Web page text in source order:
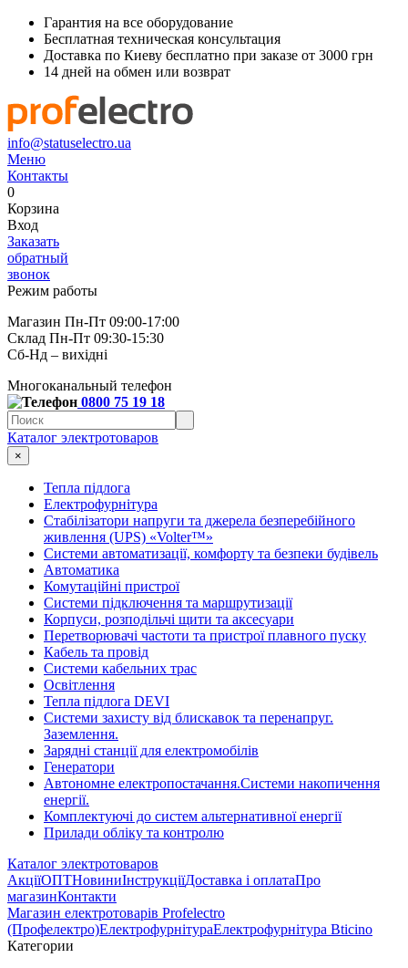
Гарантия на все оборудование
Бесплатная техническая консультация
Доставка по Киеву бесплатно при заказе от 3000 грн
14 дней на обмен или возврат
info@statuselectro.ua
Меню
Контакты
0
Корзина
Вход
Заказать
обратный
звонок
Режим работы
Магазин Пн-Пт 09:00-17:00
Склад Пн-Пт 09:30-15:30
Сб-Нд – вихідні
Многоканальный телефон
0800 75 19 18
Каталог электротоваров
×
Тепла підлога
Електрофурнітура
Cтабілізатори напруги та джерела безперебійного
живлення (UPS) «Volter™»
Системи автоматизації, комфорту та безпеки будівель
Автоматика
Комутаційні пристрої
Системи підключення та маршрутизації
Корпуси, розподільчі щити та аксесуари
Перетворювачі частоти та пристрої плавного пуску
Кабель та провід
Системи кабельних трас
Освітлення
Тепла підлога DEVI
Системи захисту від блискавок та перенапруг.
Заземлення.
Зарядні станції для електромобілів
Генератори
Автономне електропостачання.Системи накопичення
енергії.
Комплектуючі до систем альтернативної енергії
Прилади обліку та контролю
Каталог электротоваров
АкціїОПТНовиниІнструкціїДоставка і оплатаПро
магазинКонтакти
Магазин електротоварів Profelectro
(Профелектро)ЕлектрофурнітураЕлектрофурнітура Bticino
Категории